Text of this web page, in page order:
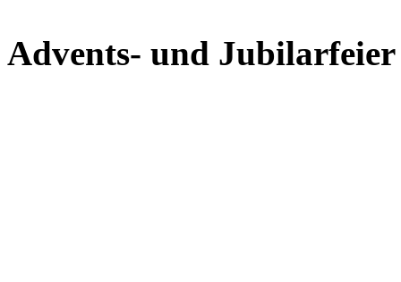
Advents- und Jubilarfeier